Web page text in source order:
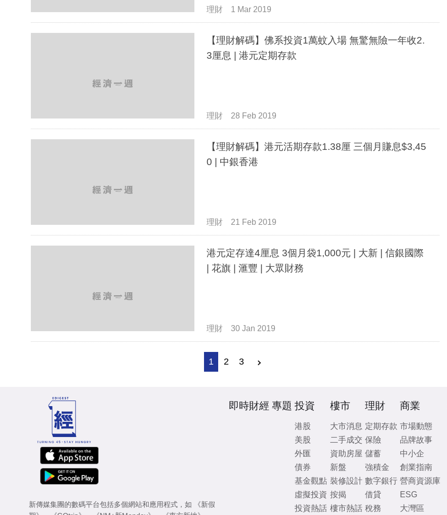
理財 1 Mar 2019
【理財解碼】佛系投資1萬蚊入場 無驚無險一年收2.
3厘息 | 港元定期存款
理財 28 Feb 2019
【理財解碼】港元活期存款1.38厘 三個月賺息$3,45
0 | 中銀香港
理財 21 Feb 2019
港元定存達4厘息 3個月袋1,000元 | 大新 | 信銀國際
| 花旗 | 滙豐 | 大眾財務
理財 30 Jan 2019
1 2 3
新傳媒集團的數碼平台包括多個網站和應用程式，如
《新假
即時財經 專題 投資
港股
美股
外匯
債券
基金觀點
虛擬投資
投資熱話
樓市
大市消息
二手成交
資助房屋
新盤
裝修設計
按揭
樓市熱話
理財
定期存款
保險
儲蓄
強積金
數字銀行
借貸
稅務
商業
市場動態
品牌故事
中小企
創業指南
營商資源庫
ESG
大灣區